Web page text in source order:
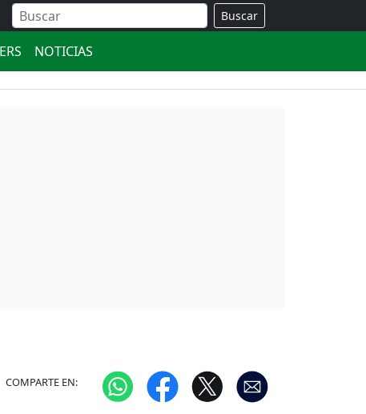
Buscar
NOTICIAS
COMPARTE EN: